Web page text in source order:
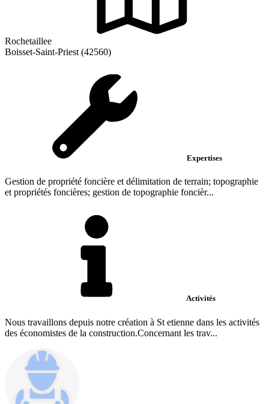
Rochetaillee
Boisset-Saint-Priest (42560)
Expertises
Gestion de propriété foncière et délimitation de terrain; topographie
et propriétés foncières; gestion de topographie foncièr...
Activités
Nous travaillons depuis notre création à St etienne dans les activités
des économistes de la construction.Concernant les trav...